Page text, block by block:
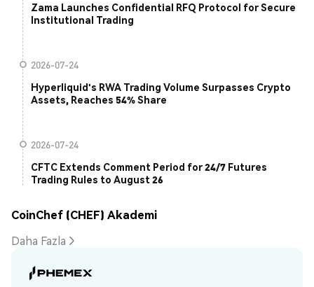
Zama Launches Confidential RFQ Protocol for Secure
Institutional Trading
2026-07-24
Hyperliquid's RWA Trading Volume Surpasses Crypto
Assets, Reaches 54% Share
2026-07-24
CFTC Extends Comment Period for 24/7 Futures
Trading Rules to August 26
CoinChef (CHEF) Akademi
Daha Fazla